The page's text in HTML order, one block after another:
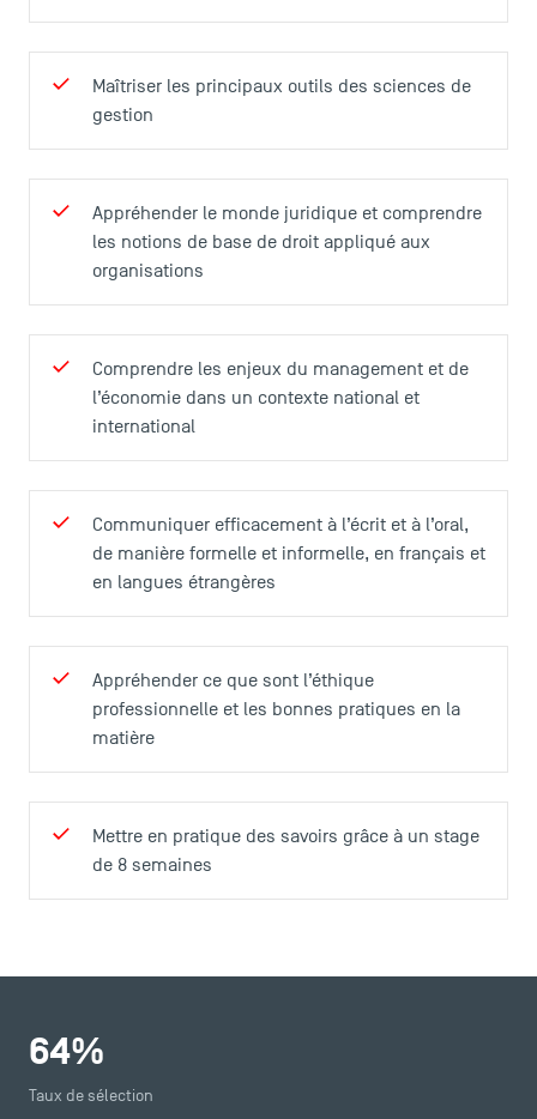
ACCÈS DIRECTS
Agenda
Recrutement
Presse
Contact
Maîtriser les principaux outils des sciences de
gestion
Appréhender le monde juridique et comprendre
les notions de base de droit appliqué aux
organisations
Comprendre les enjeux du management et de
l’économie dans un contexte national et
international
Communiquer efficacement à l’écrit et à l’oral,
de manière formelle et informelle, en français et
en langues étrangères
Appréhender ce que sont l’éthique
professionnelle et les bonnes pratiques en la
matière
Mettre en pratique des savoirs grâce à un stage
de 8 semaines
64%
Taux de sélection